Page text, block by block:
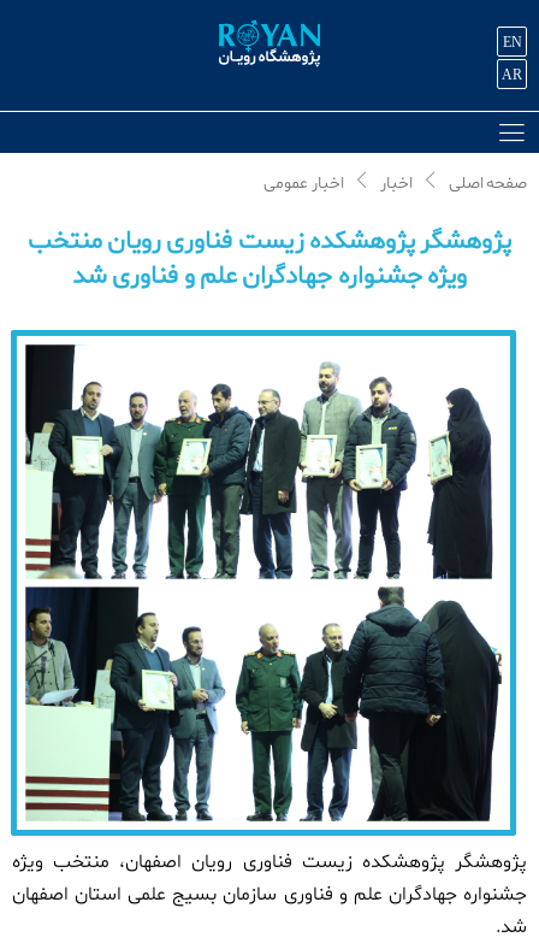
EN
AR
صفحه اصلی اخبار اخبار عمومی
پژوهشگر پژوهشکده زیست فناوری رویان منتخب
ویژه جشنواره جهادگران علم و فناوری شد
پژوهشگر پژوهشکده زیست فناوری رویان اصفهان، منتخب ویژه
جشنواره جهادگران علم و فناوری سازمان بسیج علمی استان اصفهان
شد.